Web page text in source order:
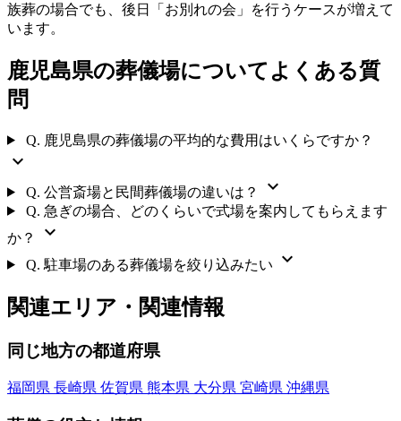
族葬の場合でも、後日「お別れの会」を行うケースが増えて
います。
鹿児島県の葬儀場についてよくある質
問
Q. 鹿児島県の葬儀場の平均的な費用はいくらですか？
expand_more
Q. 公営斎場と民間葬儀場の違いは？ expand_more
Q. 急ぎの場合、どのくらいで式場を案内してもらえます
か？
expand_more
Q. 駐車場のある葬儀場を絞り込みたい expand_more
関連エリア・関連情報
同じ地方の都道府県
福岡県 長崎県 佐賀県 熊本県 大分県 宮崎県 沖縄県